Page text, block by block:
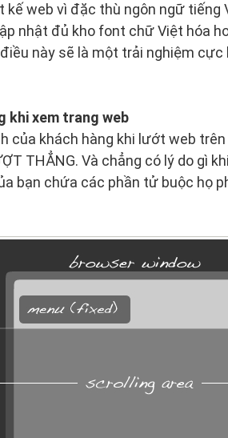
kế web vì đặc thù ngôn ngữ
nhật đủ kho font chữ Việt hóa
này sẽ là một trải nghiệm
khi xem trang web
của khách hàng khi lướt web
THẲNG. Và chẳng có lý do gì
bạn chứa các phần tử buộc họ